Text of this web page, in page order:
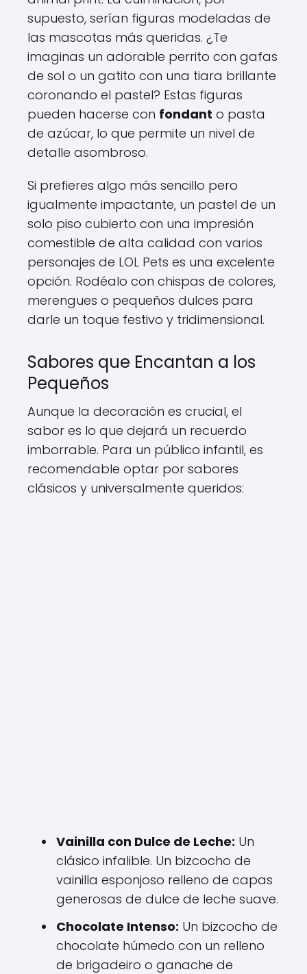
supuesto, serían figuras modeladas de
las mascotas más queridas. ¿Te
imaginas un adorable perrito con gafas
de sol o un gatito con una tiara brillante
coronando el pastel? Estas figuras
pueden hacerse con fondant o pasta
de azúcar, lo que permite un nivel de
detalle asombroso.
Si prefieres algo más sencillo pero
igualmente impactante, un pastel de un
solo piso cubierto con una impresión
comestible de alta calidad con varios
personajes de LOL Pets es una excelente
opción. Rodéalo con chispas de colores,
merengues o pequeños dulces para
darle un toque festivo y tridimensional.
Sabores que Encantan a los
Pequeños
Aunque la decoración es crucial, el
sabor es lo que dejará un recuerdo
imborrable. Para un público infantil, es
recomendable optar por sabores
clásicos y universalmente queridos:
Vainilla con Dulce de Leche: Un
clásico infalible. Un bizcocho de
vainilla esponjoso relleno de capas
generosas de dulce de leche suave.
Chocolate Intenso: Un bizcocho de
chocolate húmedo con un relleno
de brigadeiro o ganache de